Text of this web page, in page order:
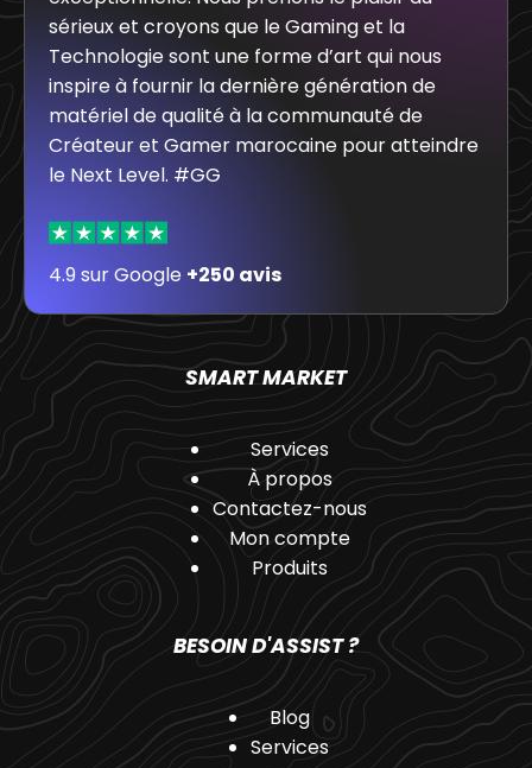
sérieux et croyons que le Gaming et la
Technologie sont une forme d’art qui nous
inspire à fournir la dernière génération de
matériel de qualité à la communauté de
Créateur et Gamer marocaine pour atteindre
le Next Level. #GG
4.9 sur Google +250 avis
SMART MARKET
Services
À propos
Contactez-nous
Mon compte
Produits
BESOIN D'ASSIST ?
Blog
Services